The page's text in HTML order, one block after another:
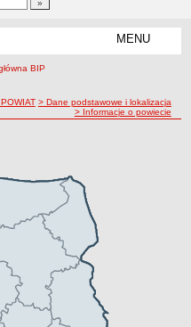
MENU
dostępności
> Dane podstawowe i lokalizacja
> Informacje o powiecie